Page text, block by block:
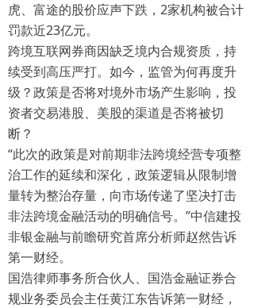
虎、富途的股价应声下跌，2家机构被合计
罚款近23亿元。
跨境互联网券商因缺乏境内合规资质，持
续受到高压严打。如今，监管为何再度升
级？政策是否将对境外市场产生影响，投
资者交易港股、美股的渠道是否将被切
断？
“此次的政策是对前期非法跨境经营专项整
治工作的延续和深化，政策逻辑从限制增
量转为整治存量，向市场传递了坚决打击
非法跨境金融活动的明确信号。”中信建投
非银金融与前瞻研究首席分析师赵然告诉
第一财经。
国浩律师事务所合伙人、国浩金融证券合
规业务委员会主任黄江东告诉第一财经，